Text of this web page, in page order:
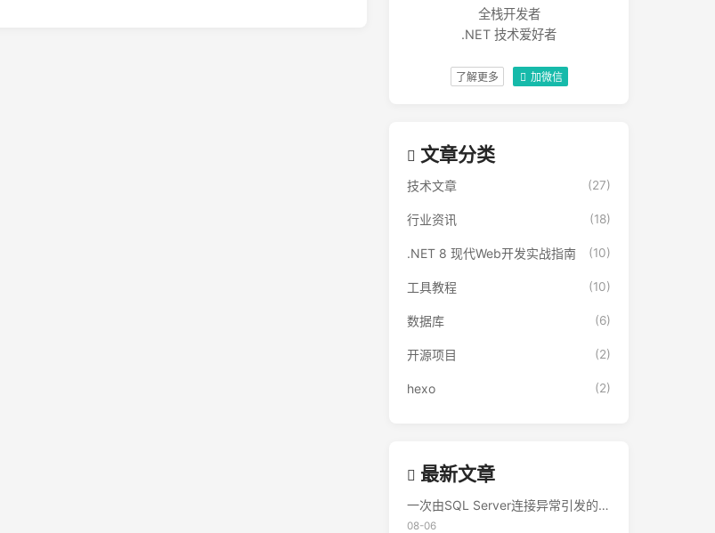
全栈开发者
.NET 技术爱好者
了解更多 加微信
文章分类
技术文章 (27)
行业资讯 (18)
.NET 8 现代Web开发实战指南 (10)
工具教程 (10)
数据库 (6)
开源项目 (2)
hexo (2)
最新文章
一次由SQL Server连接异常引发的500错误排查实录
08-06